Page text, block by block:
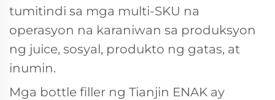
tumitindi sa mga multi-SKU na
operasyon na karaniwan sa produksyon
ng juice, sosyal, produkto ng gatas, at
inumin.
Mga bottle filler ng Tianjin ENAK ay